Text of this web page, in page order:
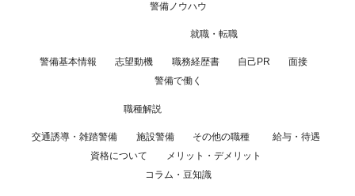
警備ノウハウ
警備基本情報
就職・転職
志望動機 職務経歴書 自己PR
面接
警備で働く
職種解説
交通誘導・雑踏警備 施設警備 その他の職種
給与・待遇
資格について
メリット・デメリット
コラム・豆知識